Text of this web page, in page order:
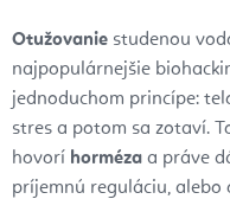
Otužovanie studenou
najpopulárnejšie
jednoduchom princípe:
stres a potom sa zotaví.
hovorí horméza a práve
príjemnú reguláciu, alebo